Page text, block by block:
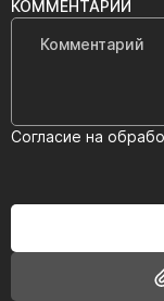
КОММЕНТАРИЙ
Согласие на